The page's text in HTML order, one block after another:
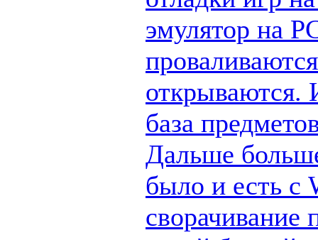
эмулятор на
открываются.
база
Дальше
было и есть с
сворачивание